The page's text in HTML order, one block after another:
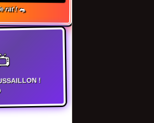
rat ! 🐀
!